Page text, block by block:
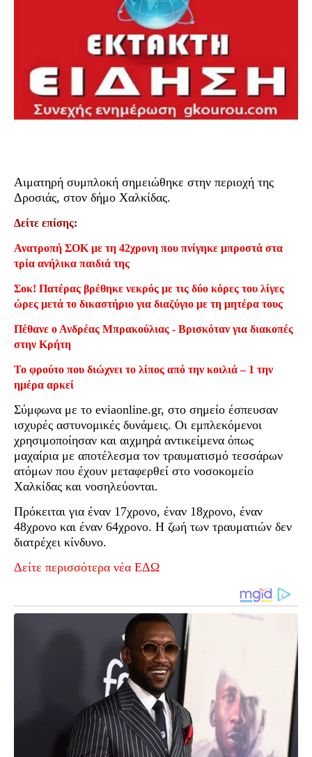
Αιματηρή συμπλοκή σημειώθηκε στην περιοχή της
Δροσιάς, στον δήμο Χαλκίδας.
Δείτε επίσης:
Ανατροπή ΣΟΚ με τη 42χρονη που πνίγηκε μπροστά στα
τρία ανήλικα παιδιά της
Σοκ! Πατέρας βρέθηκε νεκρός με τις δύο κόρες του λίγες
ώρες μετά το δικαστήριο για διαζύγιο με τη μητέρα τους
Πέθανε ο Ανδρέας Μπρακούλιας - Βρισκόταν για διακοπές
στην Κρήτη
Το φρούτο που διώχνει το λίπος από την κοιλιά – 1 την
ημέρα αρκεί
Σύμφωνα με το eviaonline.gr, στο σημείο έσπευσαν
ισχυρές αστυνομικές δυνάμεις. Οι εμπλεκόμενοι
χρησιμοποίησαν και αιχμηρά αντικείμενα όπως
μαχαίρια με αποτέλεσμα τον τραυματισμό τεσσάρων
ατόμων που έχουν μεταφερθεί στο νοσοκομείο
Χαλκίδας και νοσηλεύονται.
Πρόκειται για έναν 17χρονο, έναν 18χρονο, έναν
48χρονο και έναν 64χρονο. Η ζωή των τραυματιών δεν
διατρέχει κίνδυνο.
Δείτε περισσότερα νέα ΕΔΩ